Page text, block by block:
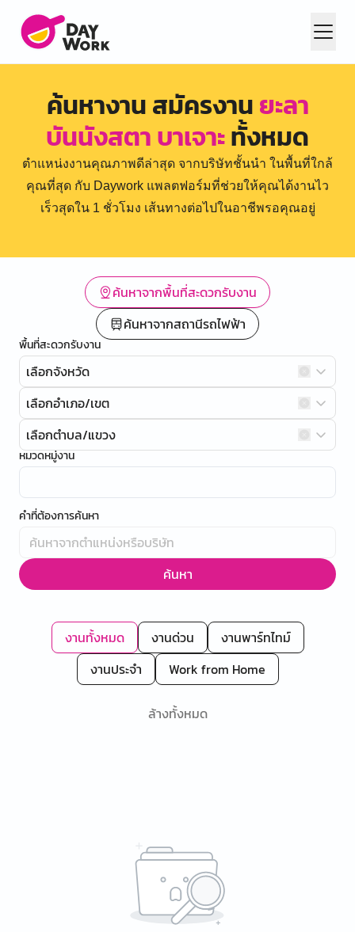
ค้นหางาน สมัครงานยะลา
บันนังสตา บาเจาะทั้งหมด
ตำแหน่งงานคุณภาพดีล่าสุด จากบริษัทชั้นนำ ในพื้นที่ใกล้
คุณที่สุด กับ Daywork แพลตฟอร์มที่ช่วยให้คุณได้งานไว
เร็วสุดใน 1 ชั่วโมง เส้นทางต่อไปในอาชีพรอคุณอยู่
ค้นหาจากพื้นที่สะดวกรับงาน
ค้นหาจากสถานีรถไฟฟ้า
พื้นที่สะดวกรับงาน
เลือกจังหวัด
เลือกอำเภอ/เขต
เลือกตำบล/แขวง
หมวดหมู่งาน
คำที่ต้องการค้นหา
ค้นหา
งานทั้งหมด งานด่วน
งานพาร์ทไทม์
งานประจำ
Work from Home
ล้างทั้งหมด